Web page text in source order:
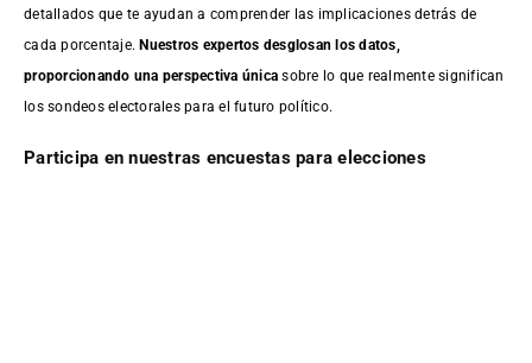
detallados que te ayudan a comprender las implicaciones detrás de
cada porcentaje.Nuestros expertos desglosan los datos,
proporcionando una perspectiva única sobre lo que realmente significan
los sondeos electorales para el futuro político.
Participa en nuestras encuestas para elecciones